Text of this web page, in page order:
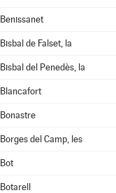
Benissanet
Bisbal de Falset, la
Bisbal del Penedès, la
Blancafort
Bonastre
Borges del Camp, les
Bot
Botarell